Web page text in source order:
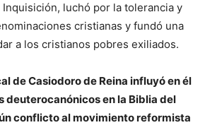
luchó por la tolerancia y
cristianas y fundó una
a los cristianos pobres exiliados.
de Casiodoro de Reina influyó en él
deuterocanónicos en la Biblia del
conflicto al movimiento reformista